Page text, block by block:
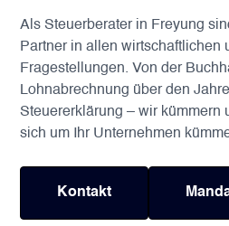
Als Steuerberater in Freyung
Partner in allen wirtschaftlichen
Fragestellungen. Von der
Lohnabrechnung über den
Steuererklärung – wir kümmern
sich um Ihr Unternehmen
Kontakt